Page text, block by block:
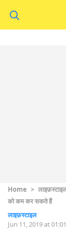
Home >
को कम कर सकते हैं
लाइफ़स्टाइल
Jun 11, 2019 at